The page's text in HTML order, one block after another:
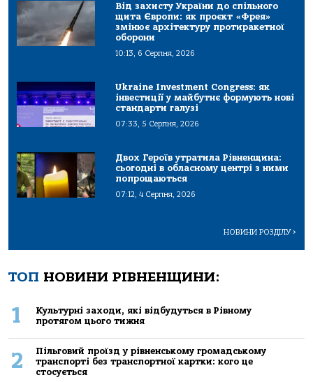
Від захисту України до спільного
щита Європи: як проєкт «Фрея»
змінює архітектуру протиракетної
оборони
10:13, 6 Серпня, 2026
Ukraine Investment Congress: як
інвестиції у майбутнє формують нові
стандарти галузі
07:33, 5 Серпня, 2026
Двох Героїв утратила Рівненщина:
сьогодні в обласному центрі з ними
попрощаються
07:12, 4 Серпня, 2026
НОВИНИ РОЗДІЛУ>
ТОП НОВИНИ РІВНЕНЩИНИ:
1
Культурні заходи, які відбудуться в Рівному
протягом цього тижня
2
Пільговий проїзд у рівненському громадському
транспорті без транспортної картки: кого це
стосується